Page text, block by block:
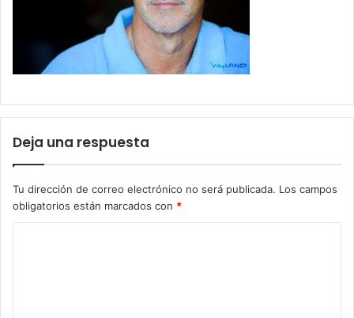
Deja una respuesta
Tu dirección de correo electrónico no será publicada. Los campos
obligatorios están marcados con *